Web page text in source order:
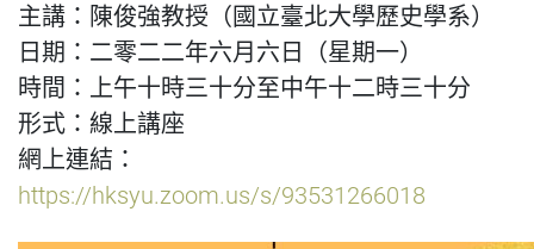
主講：陳俊強教授（國立臺北大學歷史學系）
日期：二零二二年六月六日（星期一）
時間：上午十時三十分至中午十二時三十分
形式：線上講座
網上連結：
https://hksyu.zoom.us/s/93531266018